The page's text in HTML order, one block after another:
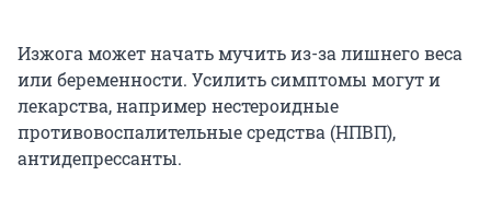
Изжога может начать мучить из-за лишнего веса
или беременности. Усилить симптомы могут и
лекарства, например нестероидные
противовоспалительные средства (НПВП),
антидепрессанты.